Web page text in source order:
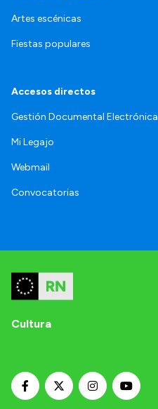
Artes escénicas
Fiestas populares
Accesos directos
Gestión Documental Electrónica
Mi Legajo
Webmail
Convocatorias
Cultura